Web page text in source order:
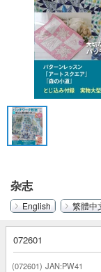
杂志
English 繁體中
072601
(072601) JAN:PW41